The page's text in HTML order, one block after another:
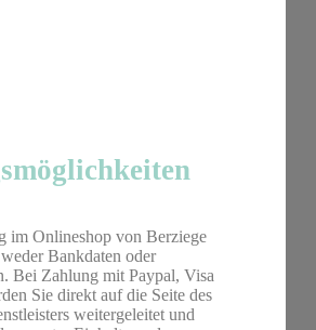
im Onlineshop von Berziege
Bankdaten oder
Bei Zahlung mit Paypal, Visa
Sie direkt auf die Seite des
weitergeleitet und